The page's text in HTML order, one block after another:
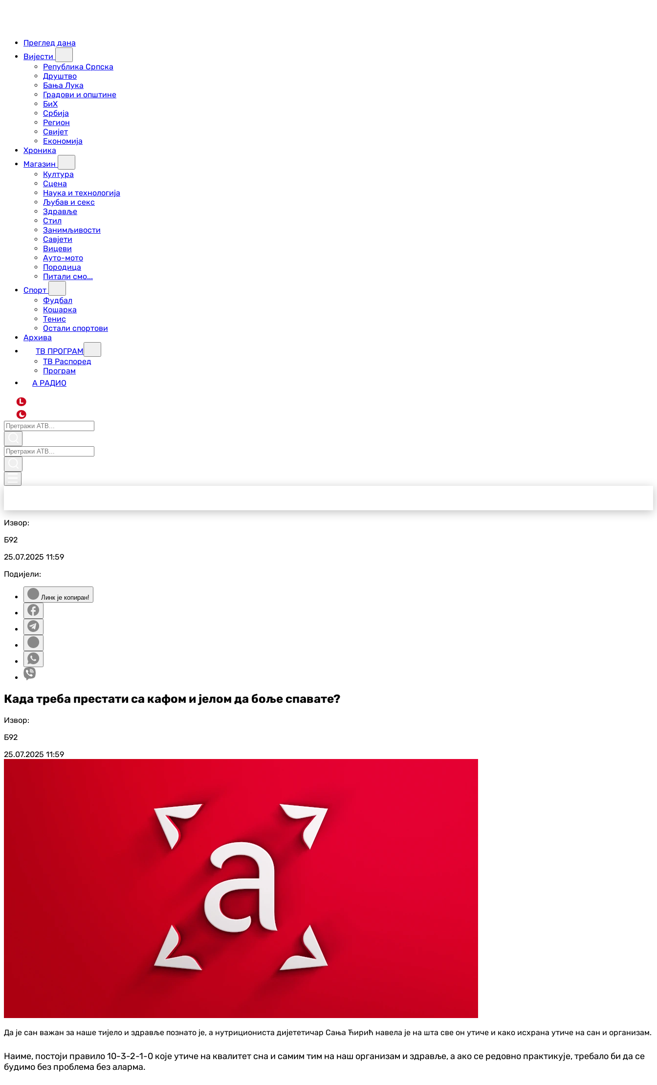
Преглед дана
Вијести
Република Српска
Друштво
Бања Лука
Градови и општине
БиХ
Србија
Регион
Свијет
Економија
Хроника
Магазин
Култура
Сцена
Наука и технологија
Љубав и секс
Здравље
Стил
Занимљивости
Савјети
Вицеви
Ауто-мото
Породица
Питали смо...
Спорт
Фудбал
Кошарка
Тенис
Остали спортови
Архива
ТВ ПРОГРАМ
ТВ Распоред
Програм
А РАДИО
L
Извор:
Б92
25.07.2025 11:59
Подијели:
Линк је копиран!
Када треба престати са кафом и јелом да боље спавате?
Извор:
Б92
25.07.2025 11:59
Да је сан важан за наше тијело и здравље познато је, а нутрициониста дијететичар Сања Ћирић навела је на шта све он утиче и како исхрана утиче на сан и организам.
Наиме, постоји правило 10-3-2-1-0 које утиче на квалитет сна и самим тим на наш организам и здравље, а ако се редовно практикује, требало би да се
будимо без проблема без аларма.